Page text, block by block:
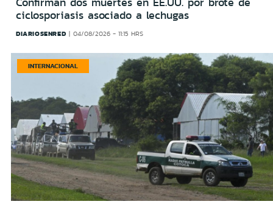
ciclosporiasis asociado a lechugas
DIARIOSENRED 04/08/2026 - 11:15 HRS
INTERNACIONAL